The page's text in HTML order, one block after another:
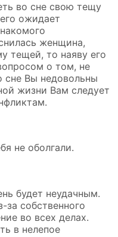
во сне свою тещу
ожидает
женщина,
тещей, то наяву его
о том, не
сне Вы недовольны
жизни Вам следует
не оболгали.
будет неудачным.
собственного
во всех делах.
в нелепое